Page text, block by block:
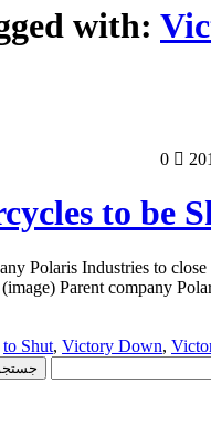
with:
0
to be
Polaris Industries to
Parent company Polaris
to Shut, Victory Down,